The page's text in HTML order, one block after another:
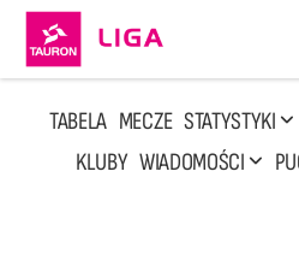
TABELA MECZE STATYSTYKI
KLUBY WIADOMOŚCI